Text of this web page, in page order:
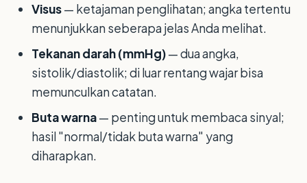
Visus— ketajaman penglihatan; angka tertentu
menunjukkan seberapa jelas Anda melihat.
Tekanan darah (mmHg)— dua angka,
sistolik/diastolik; di luar rentang wajar bisa
memunculkan catatan.
Buta warna— penting untuk membaca sinyal;
hasil "normal/tidak buta warna" yang
diharapkan.